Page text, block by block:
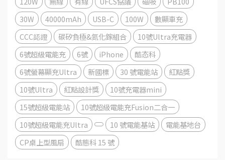
30W
40000mAh USB-C 100W
數顯車充
CCC認證
碳矽負極&氮化鎵組合
10號Ultra充電器
6號超級電能充
6號 iPhone
酷态科
6號螢幕顯充Ultra
新國標 30 號電能站
紅點獎
10號Ultra
紅點設計獎
10號充電器mini
15號超級電能站
10號超級電能充Fusion二合一
10號超級電能充Ultra
10 號電能基站
電能基地台
CP桌上型風扇
酷態科 15 號